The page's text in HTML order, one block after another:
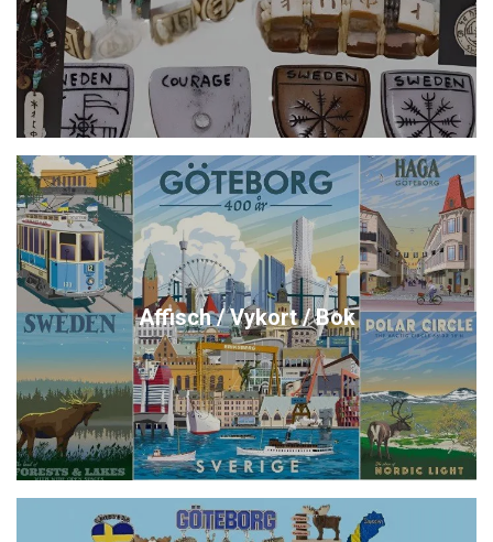
Affisch / Vykort / Bok